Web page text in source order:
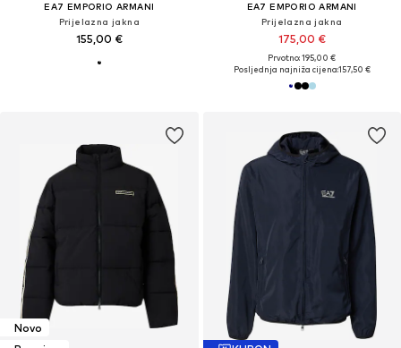
EA7 EMPORIO ARMANI
Prijelazna jakna
155,00 €
EA7 EMPORIO ARMANI
Prijelazna jakna
175,00 €
Prvotno: 195,00 €
Posljednja najniža cijena:157,50 €
Novo